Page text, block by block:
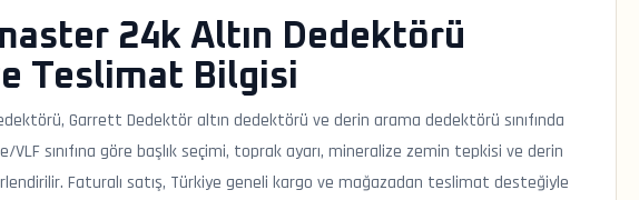
24k Altın Dedektörü
Teslimat Bilgisi
Garrett Dedektör altın dedektörü ve derin arama dedektörü sınıfında
sınıfına göre başlık seçimi, toprak ayarı, mineralize zemin tepkisi ve derin
Faturalı satış, Türkiye geneli kargo ve mağazadan teslimat desteğiyle